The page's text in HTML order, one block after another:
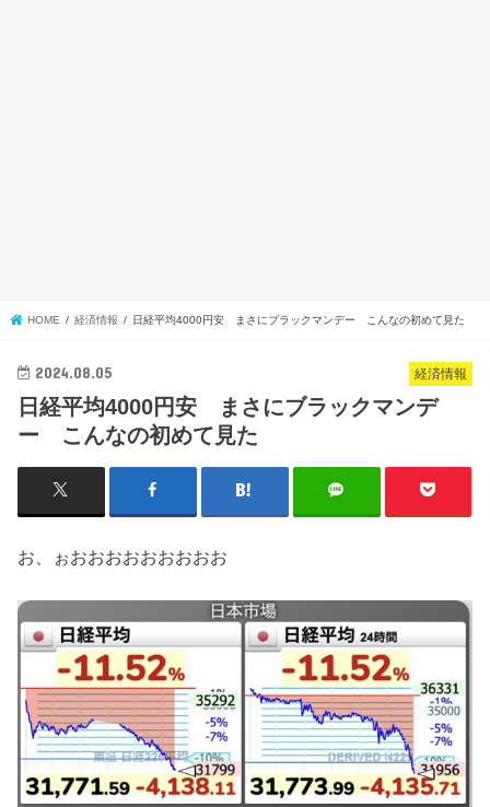
HOME 経済情報 日経平均4000円安 まさにブラックマンデー こんなの初めて見た
経済情報
2024.08.05
日経平均4000円安 まさにブラックマンデ
ー こんなの初めて見た
お、ぉおおおおおおおおお